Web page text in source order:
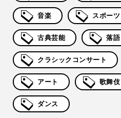
音楽 スポーツ
古典芸能 落語
クラシックコンサート
アート 歌舞伎
ダンス